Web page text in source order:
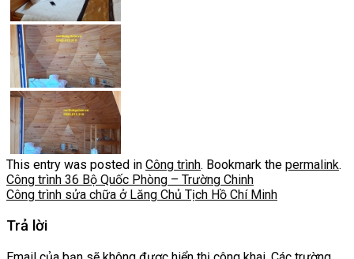
This entry was posted in Công trình. Bookmark the permalink.
Công trình 36 Bộ Quốc Phòng – Trường Chinh
Công trình sửa chữa ở Lăng Chủ Tịch Hồ Chí Minh
Trả lời